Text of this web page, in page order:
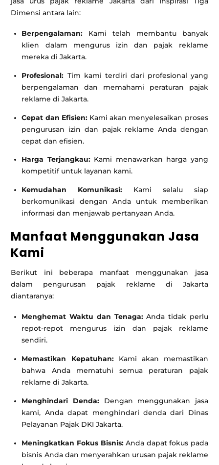
Dimensi antara lain:
Berpengalaman: Kami telah membantu banyak
klien dalam mengurus izin dan pajak reklame
mereka di Jakarta.
Profesional: Tim kami terdiri dari profesional yang
berpengalaman dan memahami peraturan pajak
reklame di Jakarta.
Cepat dan Efisien:Kami akan menyelesaikan proses
pengurusan izin dan pajak reklame Anda dengan
cepat dan efisien.
Harga Terjangkau:Kami menawarkan harga yang
kompetitif untuk layanan kami.
Kemudahan Komunikasi: Kami selalu siap
berkomunikasi dengan Anda untuk memberikan
informasi dan menjawab pertanyaan Anda.
Manfaat Menggunakan Jasa
Kami
Berikut ini beberapa manfaat menggunakan jasa
dalam pengurusan pajak reklame di Jakarta
diantaranya:
Menghemat Waktu dan Tenaga:Anda tidak perlu
repot-repot mengurus izin dan pajak reklame
sendiri.
Memastikan Kepatuhan:Kami akan memastikan
bahwa Anda mematuhi semua peraturan pajak
reklame di Jakarta.
Menghindari Denda: Dengan menggunakan jasa
kami, Anda dapat menghindari denda dari Dinas
Pelayanan Pajak DKI Jakarta.
Meningkatkan Fokus Bisnis:Anda dapat fokus pada
bisnis Anda dan menyerahkan urusan pajak reklame